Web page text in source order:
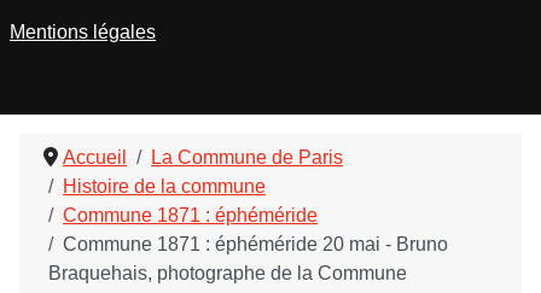
Accueil
La Commune de Paris
Histoire de la commune
Commune 1871 : éphéméride
Commune 1871 : éphéméride 20 mai - Bruno
Braquehais, photographe de la Commune
Mentions légales